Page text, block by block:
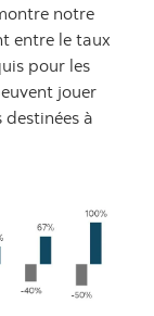
notre
entre le taux
pour les
jouer
à